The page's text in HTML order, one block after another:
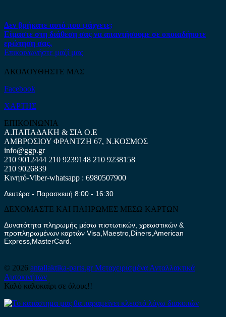
Δεν βρήκατε αυτό που ψάχνετε;
Είμαστε στη διάθεση σας να απαντήσουμε σε οποιαδήποτε
ερώτηση σας.
Επικοινωνήστε μαζί μας
ΑΚΟΛΟΥΘΗΣΤΕ ΜΑΣ
Facebook
ΧΑΡΤΗΣ
ΕΠΙΚΟΙΝΩΝΙΑ
Α.ΠΑΠΑΔΑΚΗ & ΣΙΑ Ο.Ε
ΑΜΒΡΟΣΙΟΥ ΦΡΑΝΤΖΗ 67, Ν.ΚΟΣΜΟΣ
info@ggp.gr
210 9012444 210 9239148 210 9238158
210 9026839
Κινητό-Viber-whatsapp : 6980507900
Δευτέρα - Παρασκευή 8:00 - 16:30
ΔΕΧΟΜΑΣΤΕ ΚΑΙ ΠΛΗΡΩΜΕΣ ΜΕΣΩ ΚΑΡΤΩΝ
Δυνατότητα πληρωμής μέσω πιστωτικών, χρεωστικών &
προπληρωμένων καρτών Visa,Maestro,Diners,American
Express,MasterCard.
© 2026 antallaktika-parts.grΜεταχειρισμένα Ανταλλακτικά
Αυτοκινήτων
Καλό καλοκαίρι σε όλους!!